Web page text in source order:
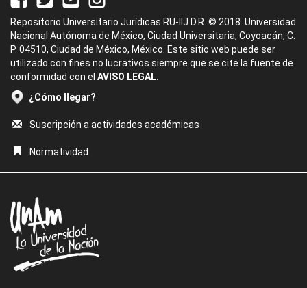
Repositorio Universitario Jurídicas RU-IIJ D.R. © 2018. Universidad
Nacional Autónoma de México, Ciudad Universitaria, Coyoacán, C.
P. 04510, Ciudad de México, México. Este sitio web puede ser
utilizado con fines no lucrativos siempre que se cite la fuente de
conformidad con el AVISO LEGAL.
¿Cómo llegar?
Suscripción a actividades académicas
Normatividad